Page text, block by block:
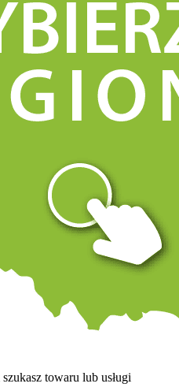
towaru lub usługi